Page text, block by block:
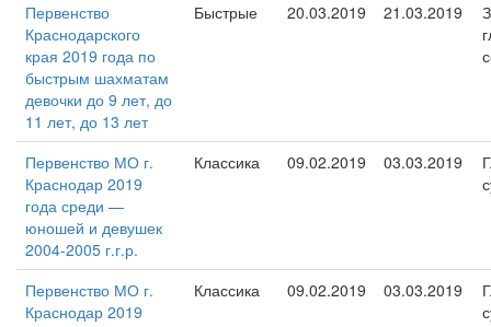
Первенство
Краснодарского
края 2019 года по
быстрым шахматам
девочки до 9 лет, до
11 лет, до 13 лет
Быстрые 20.03.2019 21.03.2019
Первенство МО г.
Краснодар 2019
года среди —
юношей и девушек
2004-2005 г.г.р.
Классика 09.02.2019 03.03.2019
Первенство МО г.
Краснодар 2019
Классика 09.02.2019 03.03.2019